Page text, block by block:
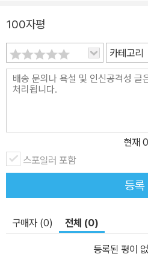
100자평
카테고리
현재 0
스포일러 포함
등록
구매자 (0) 전체 (0)
등록된 평이